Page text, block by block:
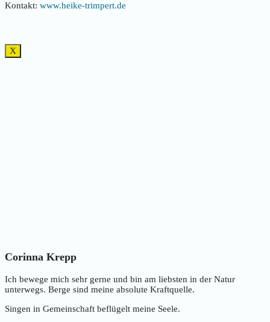
Kontakt: www.heike-trimpert.de
X
Corinna Krepp
Ich bewege mich sehr gerne und bin am liebsten in der Natur
unterwegs. Berge sind meine absolute Kraftquelle.
Singen in Gemeinschaft beflügelt meine Seele.